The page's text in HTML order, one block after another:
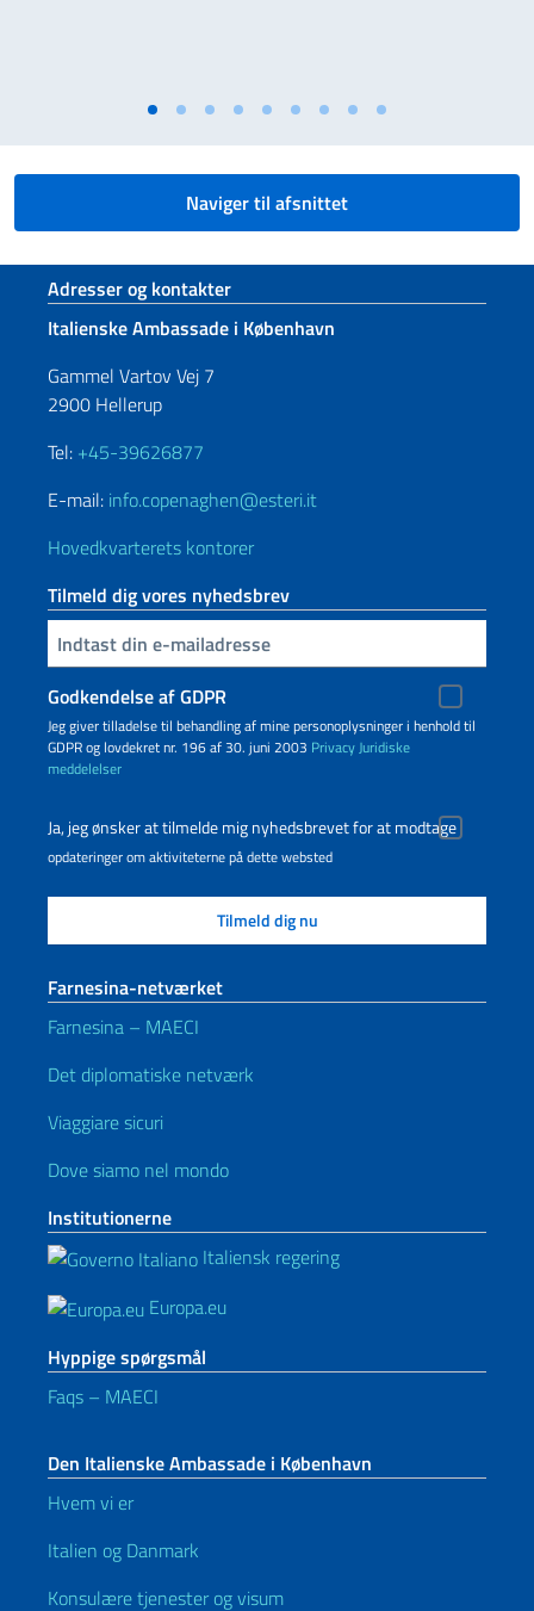
Naviger til afsnittet
Sidefod sektion
Adresser og kontakter
Italienske Ambassade i København
Gammel Vartov Vej 7
2900 Hellerup
Tel: +45-39626877
E-mail: info.copenaghen@esteri.it
Hovedkvarterets kontorer
Tilmeld dig vores nyhedsbrev
Indtast din e-mailadresse
Godkendelse af GDPR
Jeg giver tilladelse til behandling af mine personoplysninger i henhold til
GDPR og lovdekret nr. 196 af 30. juni 2003 PrivacyJuridiske
meddelelser
Ja, jeg ønsker at tilmelde mig nyhedsbrevet for at modtage
opdateringer om aktiviteterne på dette websted
Farnesina-netværket
Farnesina – MAECI
Det diplomatiske netværk
Viaggiare sicuri
Dove siamo nel mondo
Institutionerne
Italiensk regering
Europa.eu
Hyppige spørgsmål
Faqs – MAECI
Den Italienske Ambassade i København
Hvem vi er
Italien og Danmark
Konsulære tjenester og visum